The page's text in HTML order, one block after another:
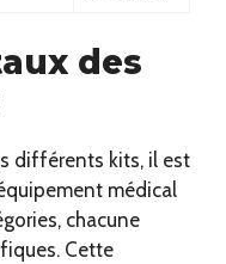
des
différents kits, il est
médical
chacune
Cette